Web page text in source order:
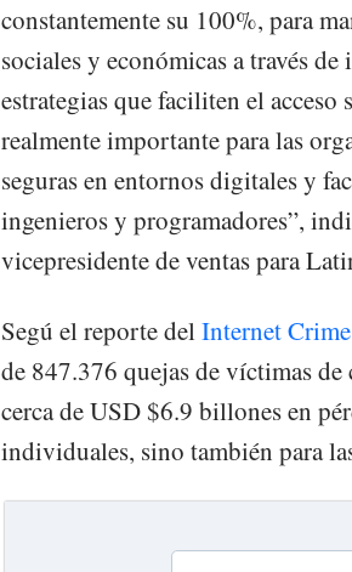
constantemente su 100%, para
sociales y económicas a través
estrategias que faciliten el acceso
realmente importante para las
seguras en entornos digitales y
ingenieros y programadores”,
vicepresidente de ventas para
Segú el reporte delInternet
de 847.376 quejas de víctimas
cerca de USD $6.9 billones en
individuales, sino también para